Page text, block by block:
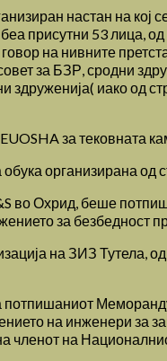
настан на
присутни 53 лица,
на нивните
за БЗР, сродни
здруженија( иако
за тековната
организирана од
во Охрид, беше
за безбедност
на ЗИЗ
на инженери за
на